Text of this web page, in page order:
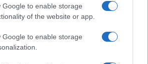
Google to enable storage
of the website or app.
Google to enable storage